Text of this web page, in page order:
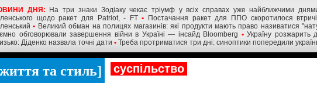
ДНЯ:
На три знаки Зодіаку чекає тріумф у всіх справах уже найближчими
щодо ракет для Patriot, - FT •
Постачання ракет для ППО скоротилося
• Великий обман на полицях магазинів: які продукти мають право називатися
обговорювали завершення війни в Україні — інсайд Bloomberg • Україну
Діденко назвала точні дати • Треба протриматися три дні: синоптики попередили
життя та стиль суспільство